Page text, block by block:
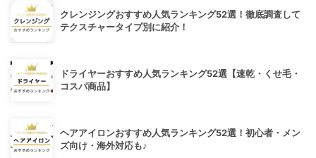
クレンジングおすすめ人気ランキング52選！徹底調査して
テクスチャータイプ別に紹介！
ドライヤーおすすめ人気ランキング52選【速乾・くせ毛・
コスパ商品】
ヘアアイロンおすすめ人気ランキング52選！初心者・メン
ズ向け・海外対応も♪